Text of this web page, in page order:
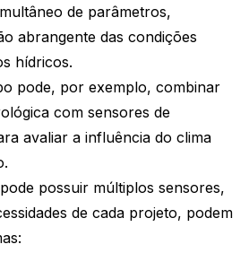
de parâmetros,
abrangente das condições
hídricos.
pode, por exemplo, combinar
com sensores de
avaliar a influência do clima
possuir múltiplos sensores,
de cada projeto, podem